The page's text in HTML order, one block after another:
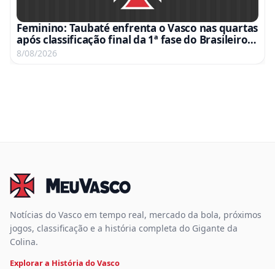
Feminino: Taubaté enfrenta o Vasco nas quartas
após classificação final da 1ª fase do Brasileiro
A2
8/08/2026
Notícias do Vasco em tempo real, mercado da bola, próximos
jogos, classificação e a história completa do Gigante da
Colina.
Explorar a História do Vasco